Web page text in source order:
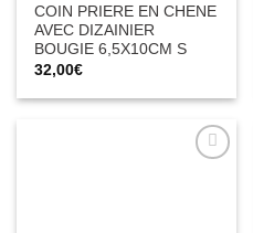
COIN PRIERE EN CHENE
AVEC DIZAINIER
BOUGIE 6,5X10CM S
32,00€